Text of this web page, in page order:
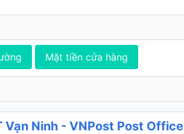
Mặt tiền cửa hàng
Ninh - VNPost Post Office